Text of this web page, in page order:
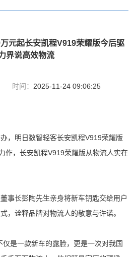
元起长安凯程V919荣耀版今后驱
界说高效物流
时间： 2025-11-24 09:06:25
明日数智轻客长安凯程V919荣耀版
作，长安凯程V919荣耀版从物流人实在
长彭陶先生亲身将新车钥匙交给用户
，诠释品牌对物流人的敬意与许诺。
是一款新车的露脸，更是一次对我国